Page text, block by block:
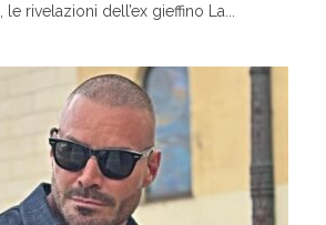
rivelazioni dell’ex gieffino La...